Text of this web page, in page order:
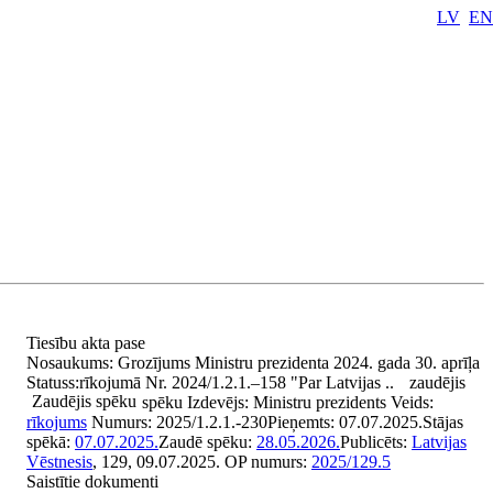
LV EN
Tiesību akta pase
Nosaukums: Grozījums Ministru prezidenta 2024. gada 30. aprīļa
rīkojumā Nr. 2024/1.2.1.–158 "Par Latvijas ..
Statuss:
Zaudējis spēku
zaudējis
spēku Izdevējs: Ministru prezidents Veids:
rīkojums Numurs: 2025/1.2.1.-230Pieņemts: 07.07.2025.Stājas
spēkā: 07.07.2025.Zaudē spēku: 28.05.2026.Publicēts: Latvijas
Vēstnesis, 129, 09.07.2025. OP numurs: 2025/129.5
Saistītie dokumenti